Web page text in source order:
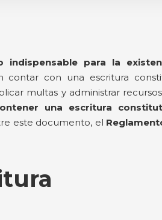
indispensable para la
contar con una escritura
multas y administrar
una escritura
este documento, el